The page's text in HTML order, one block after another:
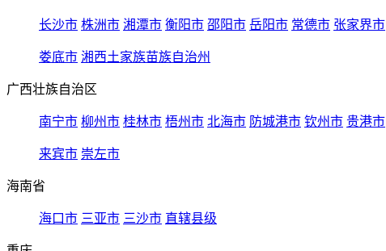
长沙市 株洲市 湘潭市 衡阳市 邵阳市 岳阳市 常德市 张家界市
娄底市 湘西土家族苗族自治州
广西壮族自治区
南宁市 柳州市 桂林市 梧州市 北海市 防城港市 钦州市 贵港市
来宾市 崇左市
海南省
海口市 三亚市 三沙市 直辖县级